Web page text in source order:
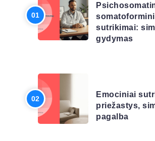
sutrikimai:
gydymas
Emociniai
priežastys,
pagalba